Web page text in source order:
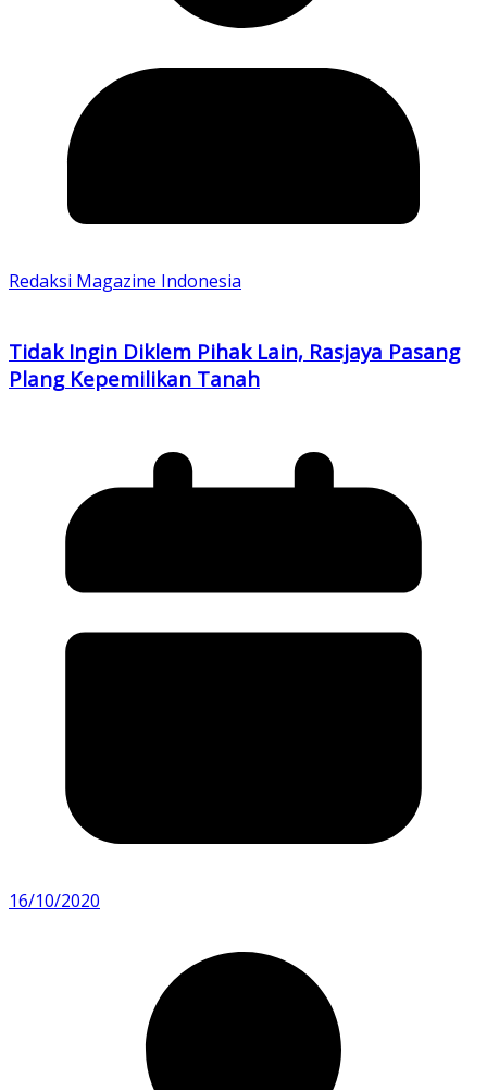
Redaksi Magazine Indonesia
Tidak Ingin Diklem Pihak Lain, Rasjaya Pasang
Plang Kepemilikan Tanah
16/10/2020